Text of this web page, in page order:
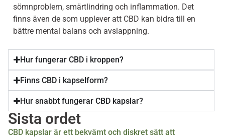
sömnproblem, smärtlindring och inflammation. Det
finns även de som upplever att CBD kan bidra till en
bättre mental balans och avslappning.
Hur fungerar CBD i kroppen?
Finns CBD i kapselform?
Hur snabbt fungerar CBD kapslar?
Sista ordet
CBD kapslar är ett bekvämt och diskret sätt att